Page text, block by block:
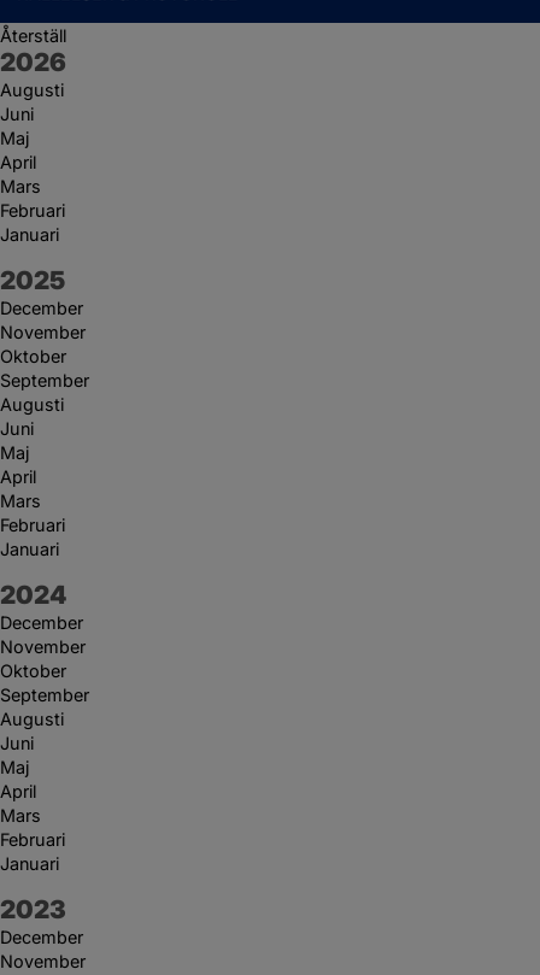
Återställ
År:
2026
Augusti
Juni
Maj
April
Mars
Februari
Januari
År:
2025
December
November
Oktober
September
Augusti
Juni
Maj
April
Mars
Februari
Januari
År:
2024
December
November
Oktober
September
Augusti
Juni
Maj
April
Mars
Februari
Januari
År:
2023
December
November